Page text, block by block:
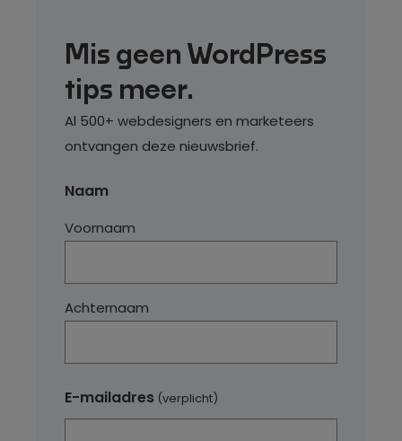
Mis geen WordPress
tips meer.
Al 500+ webdesigners en marketeers
ontvangen deze nieuwsbrief.
Naam
Voornaam
Achternaam
E-mailadres (verplicht)